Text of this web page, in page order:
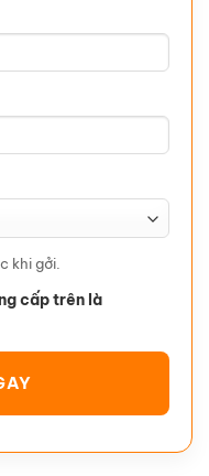
khi gởi.
cấp trên là